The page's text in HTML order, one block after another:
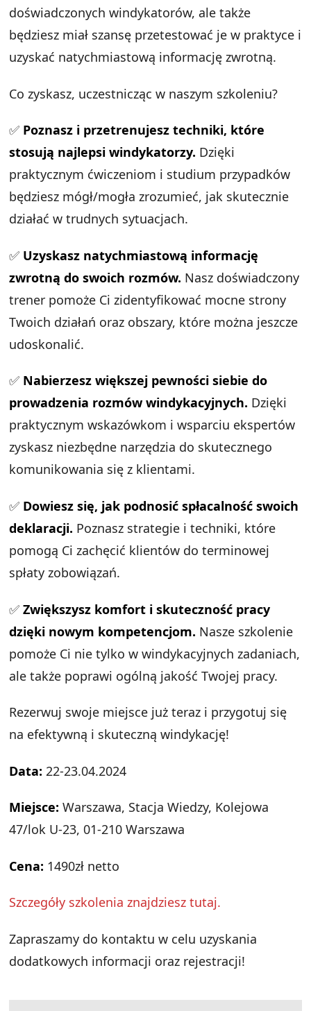
doświadczonych windykatorów, ale także
będziesz miał szansę przetestować je w praktyce i
uzyskać natychmiastową informację zwrotną.
Co zyskasz, uczestnicząc w naszym szkoleniu?
✅ Poznasz i przetrenujesz techniki, które
stosują najlepsi windykatorzy. Dzięki
praktycznym ćwiczeniom i studium przypadków
będziesz mógł/mogła zrozumieć, jak skutecznie
działać w trudnych sytuacjach.
✅ Uzyskasz natychmiastową informację
zwrotną do swoich rozmów. Nasz doświadczony
trener pomoże Ci zidentyfikować mocne strony
Twoich działań oraz obszary, które można jeszcze
udoskonalić.
✅ Nabierzesz większej pewności siebie do
prowadzenia rozmów windykacyjnych. Dzięki
praktycznym wskazówkom i wsparciu ekspertów
zyskasz niezbędne narzędzia do skutecznego
komunikowania się z klientami.
✅ Dowiesz się, jak podnosić spłacalność swoich
deklaracji. Poznasz strategie i techniki, które
pomogą Ci zachęcić klientów do terminowej
spłaty zobowiązań.
✅Zwiększysz komfort i skuteczność pracy
dzięki nowym kompetencjom. Nasze szkolenie
pomoże Ci nie tylko w windykacyjnych zadaniach,
ale także poprawi ogólną jakość Twojej pracy.
Rezerwuj swoje miejsce już teraz i przygotuj się
na efektywną i skuteczną windykację!
Data: 22-23.04.2024
Miejsce: Warszawa, Stacja Wiedzy, Kolejowa
47/lok U-23, 01-210 Warszawa
Cena: 1490zł netto
Szczegóły szkolenia znajdziesz tutaj.
Zapraszamy do kontaktu w celu uzyskania
dodatkowych informacji oraz rejestracji!